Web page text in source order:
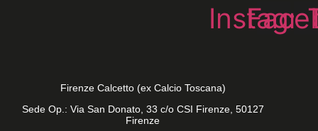
Firenze Calcetto (ex Calcio Toscana)
Sede Op.: Via San Donato, 33 c/o CSI Firenze, 50127
Firenze